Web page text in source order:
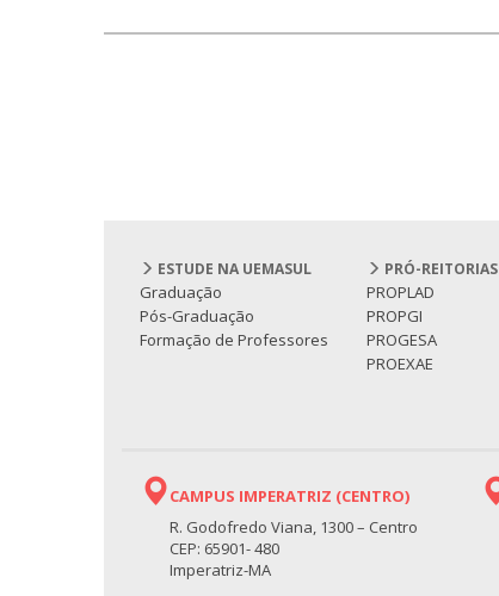
ESTUDE NA UEMASUL
Graduação
Pós-Graduação
Formação de Professores
PRÓ-REITORIAS
PROPLAD
PROPGI
PROGESA
PROEXAE
CAMPUS IMPERATRIZ (CENTRO)
R. Godofredo Viana, 1300 – Centro
CEP: 65901- 480
Imperatriz-MA